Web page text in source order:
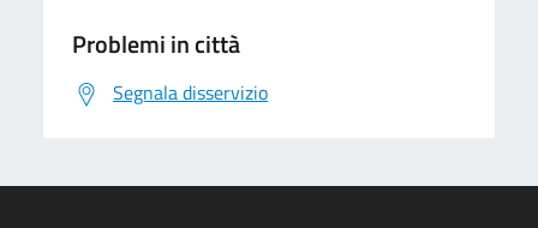
Problemi in città
Segnala disservizio